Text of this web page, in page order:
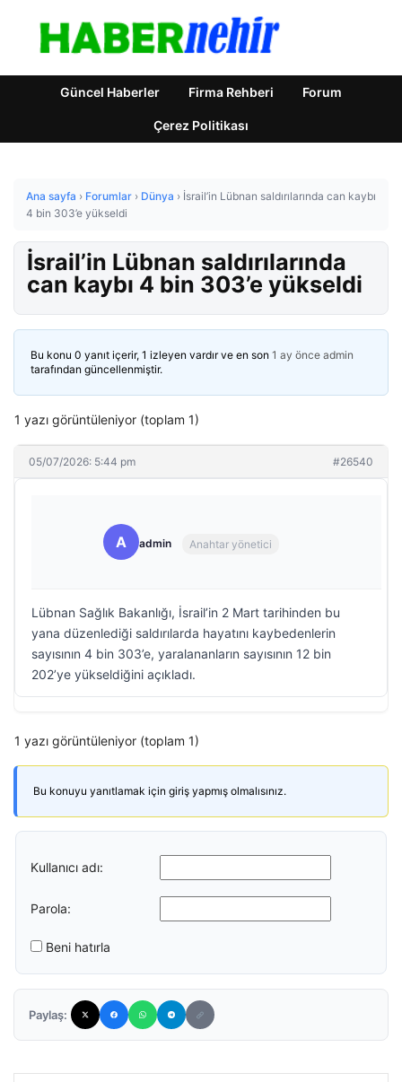
Güncel Haberler Firma Rehberi Forum
Çerez Politikası
Ana sayfa › Forumlar › Dünya › İsrail’in Lübnan saldırılarında can kaybı
4 bin 303’e yükseldi
İsrail’in Lübnan saldırılarında
can kaybı 4 bin 303’e yükseldi
Bu konu 0 yanıt içerir, 1 izleyen vardır ve en son 1 ay önce admin
tarafından güncellenmiştir.
1 yazı görüntüleniyor (toplam 1)
05/07/2026: 5:44 pm #26540
A admin Anahtar yönetici
Lübnan Sağlık Bakanlığı, İsrail’in 2 Mart tarihinden bu
yana düzenlediği saldırılarda hayatını kaybedenlerin
sayısının 4 bin 303’e, yaralananların sayısının 12 bin
202’ye yükseldiğini açıkladı.
1 yazı görüntüleniyor (toplam 1)
Bu konuyu yanıtlamak için giriş yapmış olmalısınız.
Kullanıcı adı:
Parola:
Beni hatırla
Paylaş: